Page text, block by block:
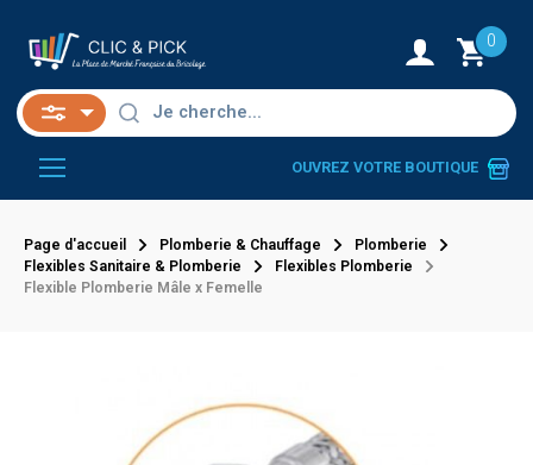
0
OUVREZ VOTRE BOUTIQUE
Page d'accueil Plomberie & Chauffage
Plomberie
Flexibles Sanitaire & Plomberie
Flexibles Plomberie
Flexible Plomberie Mâle x Femelle